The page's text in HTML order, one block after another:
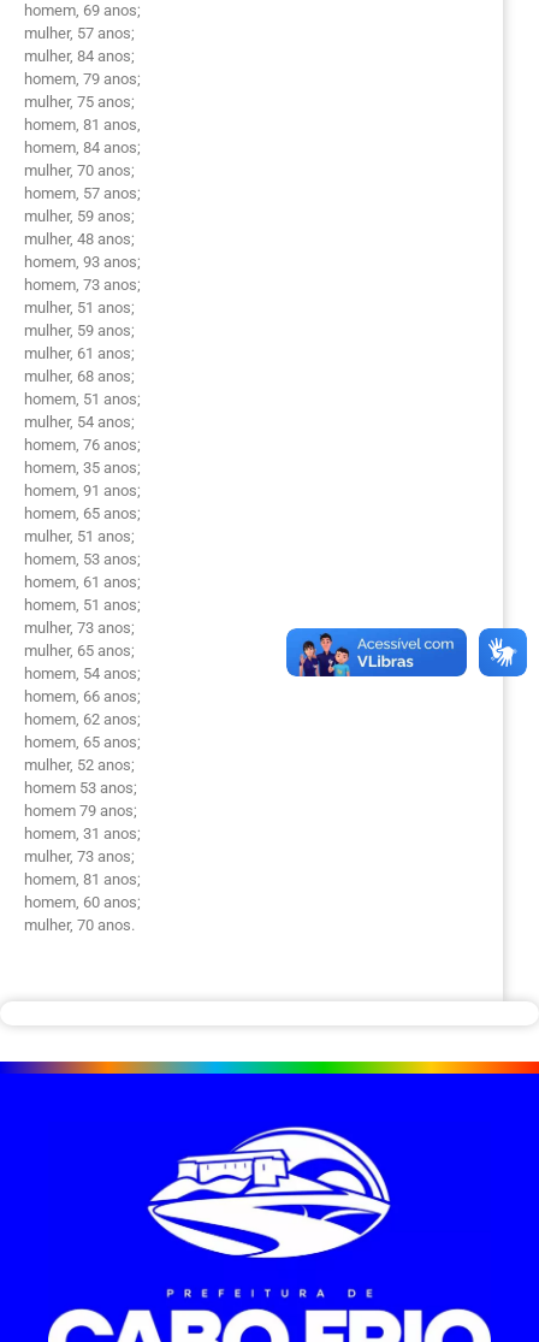
homem, 69 anos;
mulher, 57 anos;
mulher, 84 anos;
homem, 79 anos;
mulher, 75 anos;
homem, 81 anos,
homem, 84 anos;
mulher, 70 anos;
homem, 57 anos;
mulher, 59 anos;
mulher, 48 anos;
homem, 93 anos;
homem, 73 anos;
mulher, 51 anos;
mulher, 59 anos;
mulher, 61 anos;
mulher, 68 anos;
homem, 51 anos;
mulher, 54 anos;
homem, 76 anos;
homem, 35 anos;
homem, 91 anos;
homem, 65 anos;
mulher, 51 anos;
homem, 53 anos;
homem, 61 anos;
homem, 51 anos;
mulher, 73 anos;
mulher, 65 anos;
homem, 54 anos;
homem, 66 anos;
homem, 62 anos;
homem, 65 anos;
mulher, 52 anos;
homem 53 anos;
homem 79 anos;
homem, 31 anos;
mulher, 73 anos;
homem, 81 anos;
homem, 60 anos;
mulher, 70 anos.